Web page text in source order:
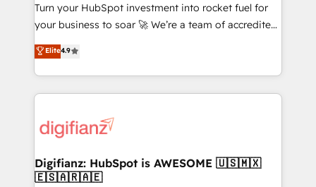
'GuardHub' governance framework, based on ISO
42001 - helping you 'organise complexity' 𝗥𝗲𝗮𝗱𝘆
𝗳𝗼𝗿 𝘁𝗵𝗲 𝗻𝗲𝘅𝘁 𝘀𝘁𝗲𝗽? Click the 👈 '𝗖𝗼𝗻𝘁𝗮𝗰𝘁
𝗯𝘂𝘀𝗶𝗻𝗲𝘀𝘀' button to get in touch (𝘸𝘦'𝘳𝘦 𝘴𝘶𝘱𝘦𝘳
𝘳𝘦𝘴𝘱𝘰𝘯𝘴𝘪𝘷𝘦)
Turn your HubSpot investment into rocket fuel for
your business to soar 🚀 We’re a team of accredited
HubSpot experts ready to help you. We can
implement the platform into complex business
environments, optimise what you've got and make
sure you can actually use it, build your website in
for you and execute it on HubSpot. We are on the
framework, meaning we've been accredited by
HubSpot and vetted by the CCS, which means we
Elite4.9
Digifianz: HubSpot is AWESOME 🇺🇸🇲🇽
🇪🇸🇦🇷🇦🇪